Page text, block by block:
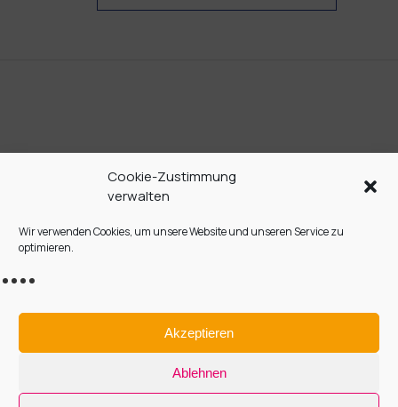
Cookie-Zustimmung
verwalten
Wir verwenden Cookies, um unsere Website und unseren Service zu
optimieren.
Akzeptieren
Ablehnen
KONTAKT
COOKIE-RICHTLINIE (EU)